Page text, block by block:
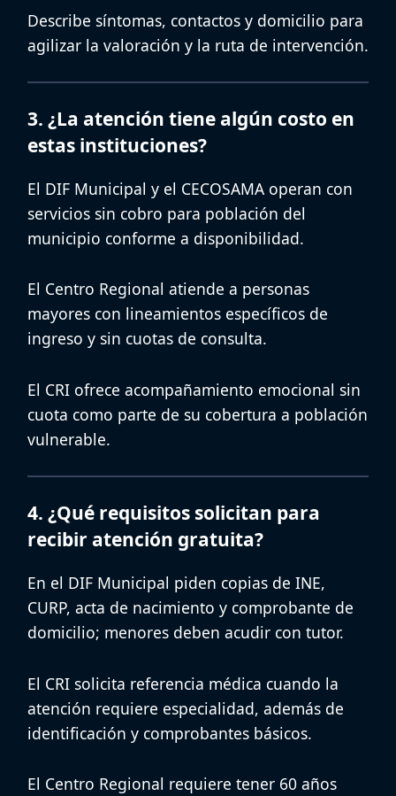
Describe síntomas, contactos y domicilio para
agilizar la valoración y la ruta de intervención.
3. ¿La atención tiene algún costo en
estas instituciones?
El DIF Municipal y el CECOSAMA operan con
servicios sin cobro para población del
municipio conforme a disponibilidad.
El Centro Regional atiende a personas
mayores con lineamientos específicos de
ingreso y sin cuotas de consulta.
El CRI ofrece acompañamiento emocional sin
cuota como parte de su cobertura a población
vulnerable.
4. ¿Qué requisitos solicitan para
recibir atención gratuita?
En el DIF Municipal piden copias de INE,
CURP, acta de nacimiento y comprobante de
domicilio; menores deben acudir con tutor.
El CRI solicita referencia médica cuando la
atención requiere especialidad, además de
identificación y comprobantes básicos.
El Centro Regional requiere tener 60 años